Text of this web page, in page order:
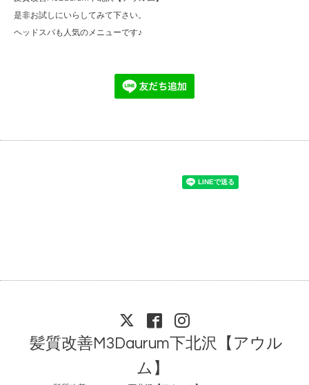
是非お試しにいらしてみて下さい。
ヘッドスパも人気のメニューです♪
髪質改善M3Daurum下北沢【アウル
ム】